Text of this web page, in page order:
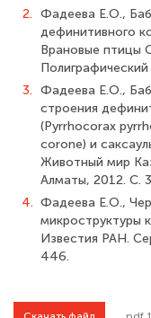
2. Фадеева Е.О.,
дефинитивного
Врановые птицы
3. Фадеева Е.О.,
строения
(Pyrrhocorax
corone) и
Животный мир
Алматы, 2012. С.
4. Фадеева Е.О.,
микроструктуры
Известия РАН.
446.